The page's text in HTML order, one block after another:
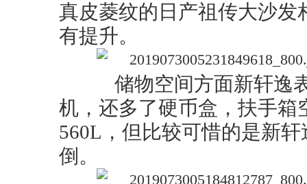
真皮菱纹的日产祖传大沙
有提升。
储物空间方面新轩逸
机，还多了硬币盒，扶手
560L，但比较可惜的是新
倒。